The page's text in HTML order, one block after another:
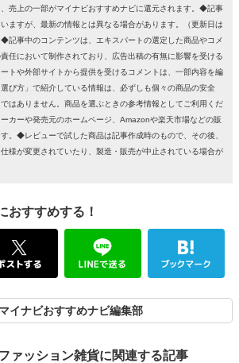
売上の一部がマイナビおすすめナビに還元されます。◆記事
ますが、最新の情報とは異なる場合があります。（更新日は
記事中のコンテンツは、エキスパートの選定した商品やコメ
任において制作されており、広告出稿の有無に影響を受ける
トや外部サイトから提供を受けるコメントは、一部内容を編
び方」で紹介している情報は、必ずしも個々の商品の安全
はありません。商品を選ぶときの参考情報としてご利用くだ
カーや発売元のホームページ、Amazonや楽天市場などの販
。◆レビューで試した商品は記事作成時のもので、その後、
様が変更されていたり、製造・販売が中止されている場合が
おすすめする！
イナビおすすめナビ編集部
ァッション雑貨に関連する記事